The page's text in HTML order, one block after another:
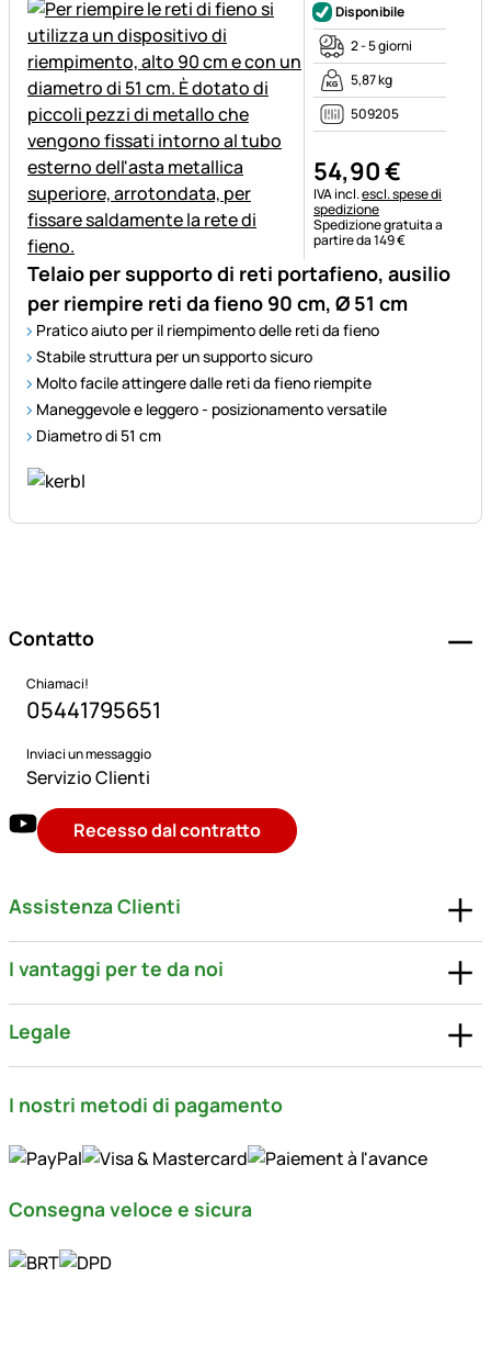
Telaio per supporto di reti portafieno, ausilio
per riempire reti da fieno 90 cm, Ø 51 cm
Pratico aiuto per il riempimento delle reti da fieno
Stabile struttura per un supporto sicuro
Molto facile attingere dalle reti da fieno riempite
Maneggevole e leggero - posizionamento versatile
Diametro di 51 cm
Disponibile
2 - 5 giorni
5,87 kg
509205
54,90€
Informazioni fiscali:
IVA incl.escl. spese di
spedizione
Spedizione gratuita a
partire da 149 €
Contatto
Chiamaci!
05441795651
Inviaci un messaggio
Servizio Clienti
Recesso dal contratto
Assistenza Clienti
I vantaggi per te da noi
Legale
I nostri metodi di pagamento
Consegna veloce e sicura